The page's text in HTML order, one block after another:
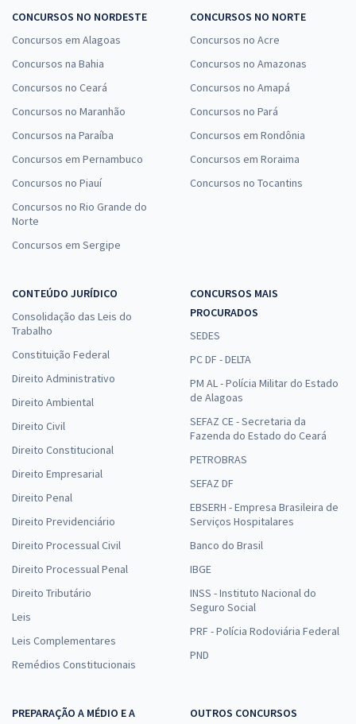
CONCURSOS NO NORDESTE
Concursos em Alagoas
Concursos na Bahia
Concursos no Ceará
Concursos no Maranhão
Concursos na Paraíba
Concursos em Pernambuco
Concursos no Piauí
Concursos no Rio Grande do
Norte
Concursos em Sergipe
CONCURSOS NO NORTE
Concursos no Acre
Concursos no Amazonas
Concursos no Amapá
Concursos no Pará
Concursos em Rondônia
Concursos em Roraima
Concursos no Tocantins
CONTEÚDO JURÍDICO
Consolidação das Leis do
Trabalho
Constituição Federal
Direito Administrativo
Direito Ambiental
Direito Civil
Direito Constitucional
Direito Empresarial
Direito Penal
Direito Previdenciário
Direito Processual Civil
Direito Processual Penal
Direito Tributário
Leis
Leis Complementares
Remédios Constitucionais
CONCURSOS MAIS
PROCURADOS
SEDES
PC DF - DELTA
PM AL - Polícia Militar do Estado
de Alagoas
SEFAZ CE - Secretaria da
Fazenda do Estado do Ceará
PETROBRAS
SEFAZ DF
EBSERH - Empresa Brasileira de
Serviços Hospitalares
Banco do Brasil
IBGE
INSS - Instituto Nacional do
Seguro Social
PRF - Polícia Rodoviária Federal
PND
PREPARAÇÃO A MÉDIO E A
OUTROS CONCURSOS